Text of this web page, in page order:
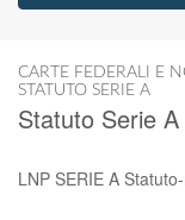
CARTE FEDERALI E
STATUTO SERIE A
Statuto Serie
LNP SERIE A